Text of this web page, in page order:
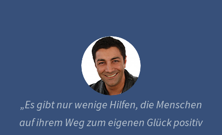
„Es gibt nur wenige Hilfen, die Menschen
auf ihrem Weg zum eigenen Glück positiv